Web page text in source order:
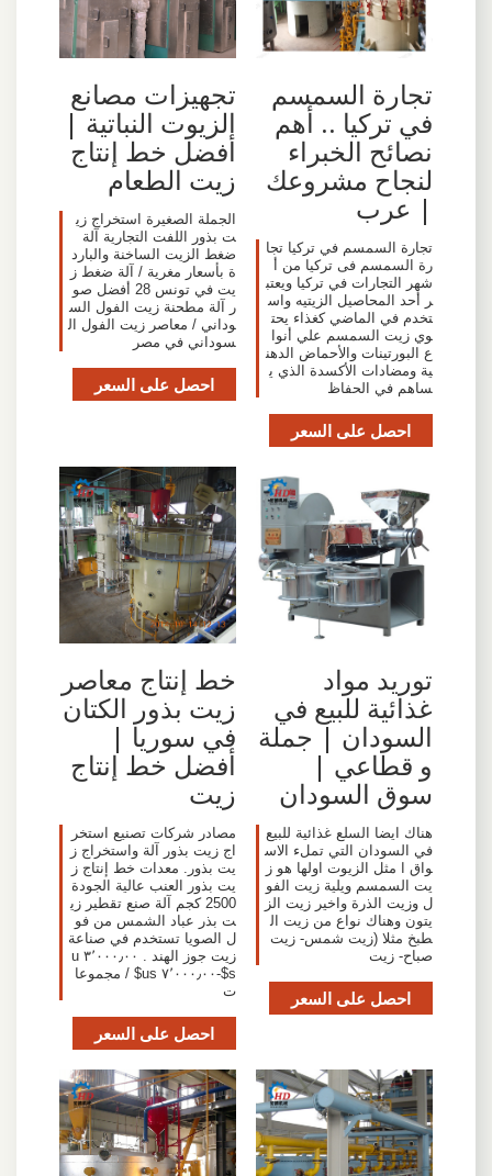
تجارة السمسم
في تركيا .. أهم
نصائح الخبراء
لنجاح مشروعك
| عرب
تجارة السمسم في تركيا تجا
رة السمسم فى تركيا من أ
شهر التجارات في تركيا ويعتب
ر أحد المحاصيل الزيتيه واس
تخدم في الماضي كغذاء يحت
وي زيت السمسم علي أنوا
ع البورتينات والأحماض الدهن
ية ومضادات الأكسدة الذي ي
ساهم في الحفاظ
احصل على السعر
تجهيزات مصانع
الزيوت النباتية |
أفضل خط إنتاج
زيت الطعام
الجملة الصغيرة استخراج زي
ت بذور اللفت التجارية آلة
ضغط الزيت الساخنة والبارد
ة بأسعار مغرية / آلة ضغط ز
يت في تونس 28 أفضل صو
ر آلة مطحنة زيت الفول الس
وداني / معاصر زيت الفول ال
سوداني في مصر
احصل على السعر
توريد مواد
غذائية للبيع في
السودان | جملة
و قطاعي |
سوق السودان
هناك ايضا السلع غذائية للبيع
في السودان التي تملء الاس
واق ا مثل الزيوت اولها هو ز
يت السمسم ويلية زيت الفو
ل وزيت الذرة واخير زيت الز
يتون وهناك نواع من زيت ال
طبخ مثلا (زيت شمس- زيت
صباح- زيت
احصل على السعر
خط إنتاج معاصر
زيت بذور الكتان
في سوريا |
أفضل خط إنتاج
زيت
مصادر شركات تصنيع استخر
اج زيت بذور آلة واستخراج ز
يت بذور. معدات خط إنتاج ز
يت بذور العنب عالية الجودة
2500 كجم آلة صنع تقطير زي
ت بذر عباد الشمس من فو
ل الصويا تستخدم في صناعة
زيت جوز الهند . ٣٬٠٠٠٫٠٠ u
s$-٧٬٠٠٠٫٠٠ us$ / مجموعا
ت
احصل على السعر